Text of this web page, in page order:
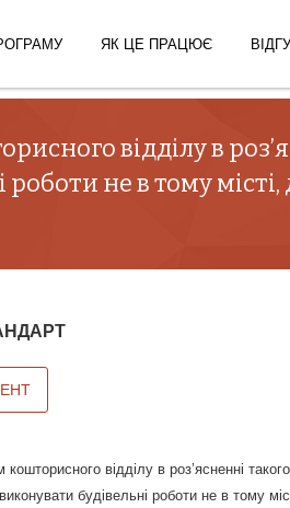
ЯК ЦЕ ПРАЦЮЄ
відділу в
не в тому
відділу в роз’ясненні такого
будівельні роботи не в тому